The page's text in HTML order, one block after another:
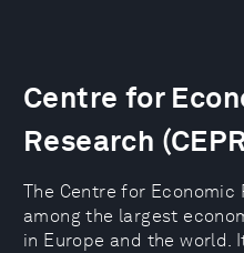
Centre for
Research
The Centre for Economic
among the largest
in Europe and the world.